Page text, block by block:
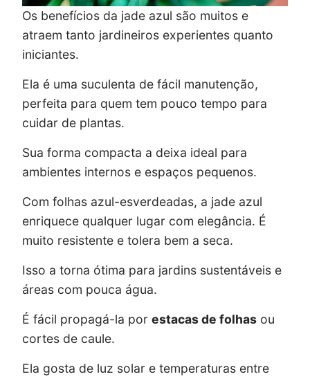
Os benefícios da jade azul são muitos e
atraem tanto jardineiros experientes quanto
iniciantes.
Ela é uma suculenta de fácil manutenção,
perfeita para quem tem pouco tempo para
cuidar de plantas.
Sua forma compacta a deixa ideal para
ambientes internos e espaços pequenos.
Com folhas azul-esverdeadas, a jade azul
enriquece qualquer lugar com elegância. É
muito resistente e tolera bem a seca.
Isso a torna ótima para jardins sustentáveis e
áreas com pouca água.
É fácil propagá-la porestacas de folhas ou
cortes de caule.
Ela gosta de luz solar e temperaturas entre